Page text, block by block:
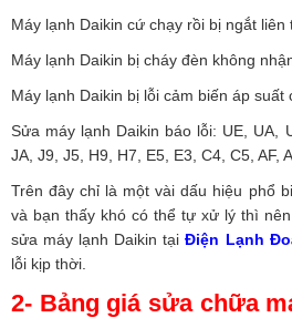
Máy lạnh Daikin cứ chạy rồi bị ngắt
Máy lạnh Daikin bị cháy đèn không
Máy lạnh Daikin bị lỗi cảm biến áp suất
Sửa máy lạnh Daikin báo lỗi: UE, UA,
JA, J9, J5, H9, H7, E5, E3, C4, C5, AF,
Trên đây chỉ là một vài dấu hiệu phổ
và bạn thấy khó có thể tự xử lý thì
sửa máy lạnh Daikin tạiĐiện Lạnh
lỗi kịp thời.
2- Bảng giá sửa chữa